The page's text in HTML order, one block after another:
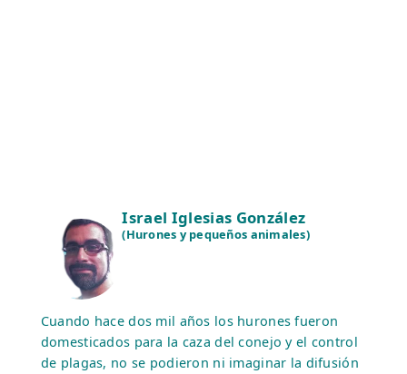
Israel Iglesias González
(Hurones y pequeños animales)
Cuando hace dos mil años los hurones fueron
domesticados para la caza del conejo y el control
de plagas, no se podieron ni imaginar la difusión